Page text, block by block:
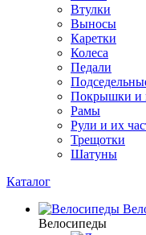
Втулки
Выносы
Каретки
Колеса
Педали
Покрышки и
Рамы
Рули и их
Трещотки
Шатуны
Каталог
Велосипеды